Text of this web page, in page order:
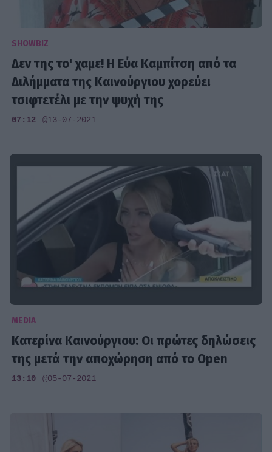
SHOWBIZ
Δεν της το' χαμε! Η Εύα Καμπίτση από τα
Διλήμματα της Καινούργιου χορεύει
τσιφτετέλι με την ψυχή της
07:12 @13-07-2021
MEDIA
Κατερίνα Καινούργιου: Οι πρώτες δηλώσεις
της μετά την αποχώρηση από το Open
13:10 @05-07-2021